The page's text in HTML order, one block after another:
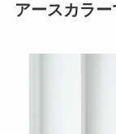
アースカラー